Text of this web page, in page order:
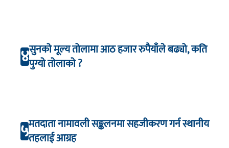
४सुनको मूल्य तोलामा आठ हजार रुपैयाँले बढ्यो, कति
पुग्यो तोलाको ?
५मतदाता नामावली सङ्कलनमा सहजीकरण गर्न स्थानीय
तहलाई आग्रह